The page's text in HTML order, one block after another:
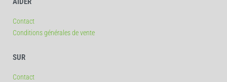
Contact
Conditions générales de vente
SUR
Contact